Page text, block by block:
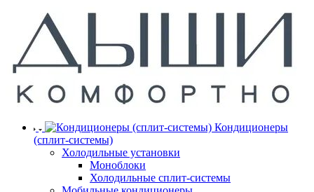
Кондиционеры
(сплит-системы)
Холодильные установки
Моноблоки
Холодильные сплит-системы